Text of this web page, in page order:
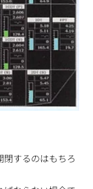
するのはもちろ